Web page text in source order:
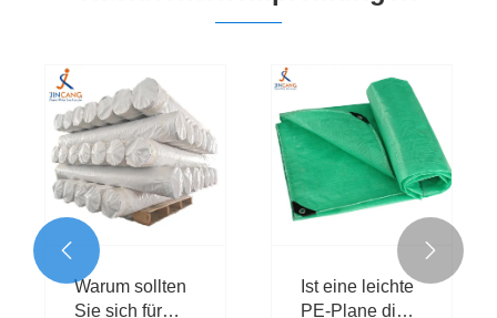
Warum ist die
Wahl der
richtigen
Umzugstasche
so wichtig?
Mehr sehen >>
Gute
Nachrichten
Mehr sehen >>
 